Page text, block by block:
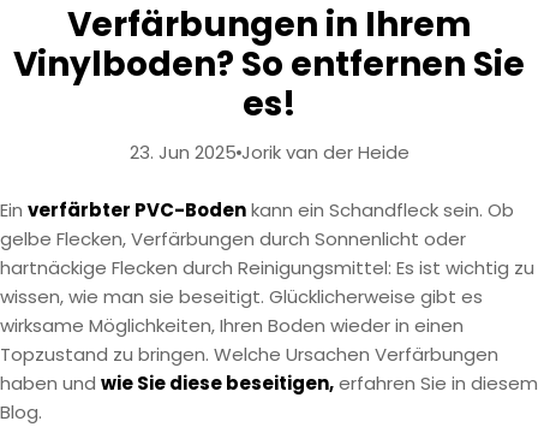
Verfärbungen in Ihrem
Vinylboden? So entfernen Sie
es!
23. Jun 2025 Jorik van der Heide
Ein verfärbter PVC-Bodenkann ein Schandfleck sein. Ob
gelbe Flecken, Verfärbungen durch Sonnenlicht oder
hartnäckige Flecken durch Reinigungsmittel: Es ist wichtig zu
wissen, wie man sie beseitigt. Glücklicherweise gibt es
wirksame Möglichkeiten, Ihren Boden wieder in einen
Topzustand zu bringen. Welche Ursachen Verfärbungen
haben und wie Sie diese beseitigen,erfahren Sie in diesem
Blog.